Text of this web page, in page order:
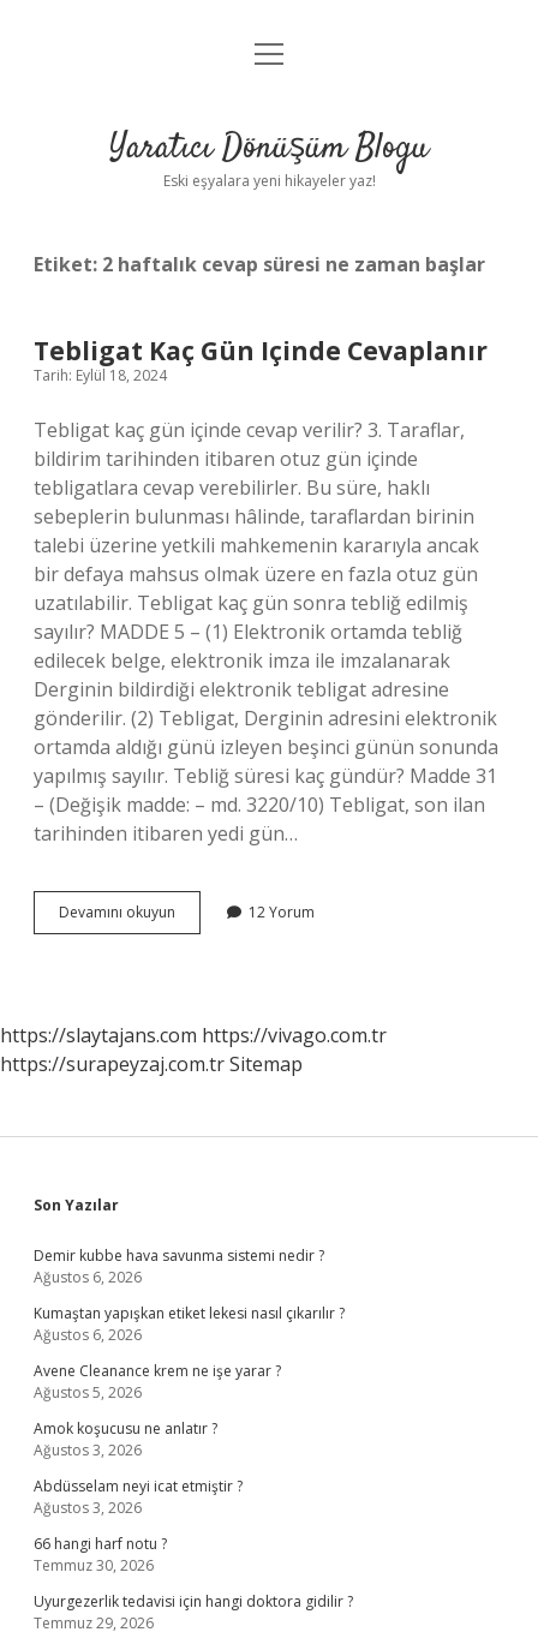
Anasayfa
Yasal Uyarı
menüyü
Yaratıcı Dönüşüm Blogu
Eski eşyalara yeni hikayeler yaz!
Etiket: 2 haftalık cevap süresi ne zaman başlar
Tebligat Kaç Gün Içinde Cevaplanır
Tarih: Eylül 18, 2024
Tebligat kaç gün içinde cevap verilir? 3. Taraflar,
bildirim tarihinden itibaren otuz gün içinde
tebligatlara cevap verebilirler. Bu süre, haklı
sebeplerin bulunması hâlinde, taraflardan birinin
talebi üzerine yetkili mahkemenin kararıyla ancak
bir defaya mahsus olmak üzere en fazla otuz gün
uzatılabilir. Tebligat kaç gün sonra tebliğ edilmiş
sayılır? MADDE 5 – (1) Elektronik ortamda tebliğ
edilecek belge, elektronik imza ile imzalanarak
Derginin bildirdiği elektronik tebligat adresine
gönderilir. (2) Tebligat, Derginin adresini elektronik
ortamda aldığı günü izleyen beşinci günün sonunda
yapılmış sayılır. Tebliğ süresi kaç gündür? Madde 31
– (Değişik madde: – md. 3220/10) Tebligat, son ilan
tarihinden itibaren yedi gün…
Devamını okuyun Tebligat
Kaç
12 Yorum
https://slaytajans.com https://vivago.com.tr
https://surapeyzaj.com.trSitemap
Sidebar
Son Yazılar
Demir kubbe hava savunma sistemi nedir ?
Ağustos 6, 2026
Kumaştan yapışkan etiket lekesi nasıl çıkarılır ?
Ağustos 6, 2026
Avene Cleanance krem ne işe yarar ?
Ağustos 5, 2026
Amok koşucusu ne anlatır ?
Ağustos 3, 2026
Abdüsselam neyi icat etmiştir ?
Ağustos 3, 2026
66 hangi harf notu ?
Temmuz 30, 2026
Uyurgezerlik tedavisi için hangi doktora gidilir ?
Temmuz 29, 2026